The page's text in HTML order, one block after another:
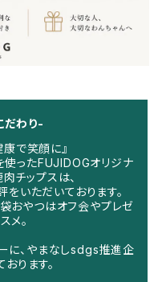
わり-
で笑顔に』
ったFUJIDOGオリジナ
チップスは、
いただいております。
おやつはオフ会やプレゼ
メ。
に、やまなしsdgs推進企
ります。